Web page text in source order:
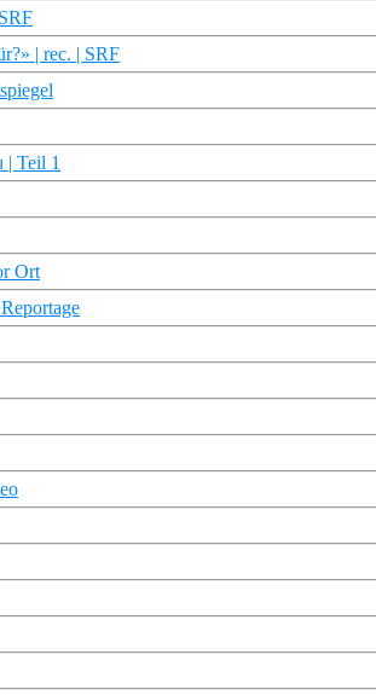
| rec. | SRF
| Teil 1
Ort